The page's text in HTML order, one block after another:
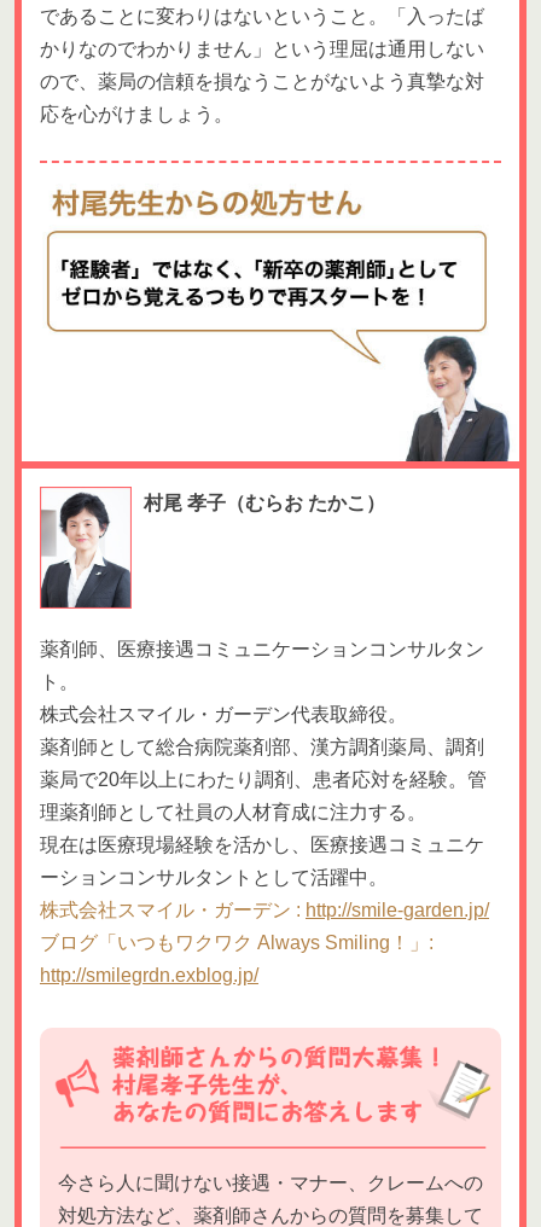
であることに変わりはないということ。「入ったば
かりなのでわかりません」という理屈は通用しない
ので、薬局の信頼を損なうことがないよう真摯な対
応を心がけましょう。
村尾 孝子 （むらお たかこ）
薬剤師、医療接遇コミュニケーションコンサルタン
ト。
株式会社スマイル・ガーデン代表取締役。
薬剤師として総合病院薬剤部、漢方調剤薬局、調剤
薬局で20年以上にわたり調剤、患者応対を経験。管
理薬剤師として社員の人材育成に注力する。
現在は医療現場経験を活かし、医療接遇コミュニケ
ーションコンサルタントとして活躍中。
株式会社スマイル・ガーデン : http://smile-garden.jp/
ブログ「いつもワクワク Always Smiling！」:
http://smilegrdn.exblog.jp/
今さら人に聞けない接遇・マナー、クレームへの
対処方法など、薬剤師さんからの質問を募集して